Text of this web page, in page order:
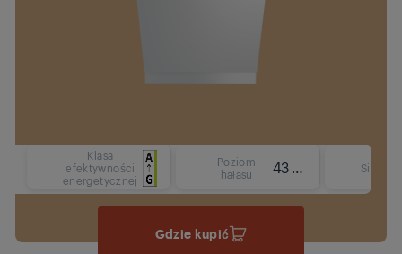
Klasa
efektywności
energetycznej
Poziom
hałasu
43 dBA Size
Gdzie kupić